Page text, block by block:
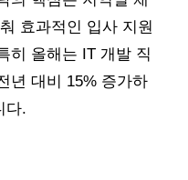
효과적인 입사 지원
히 올해는 IT 개발 직
년 대비 15% 증가하
다.